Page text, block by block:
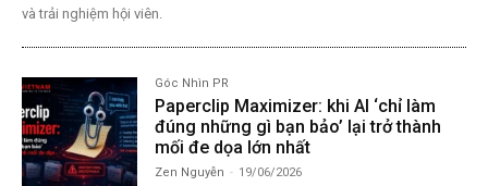
và trải nghiệm hội viên.
Góc Nhìn PR
Paperclip Maximizer: khi AI ‘chỉ làm
đúng những gì bạn bảo’ lại trở thành
mối đe dọa lớn nhất
Zen Nguyễn - 19/06/2026